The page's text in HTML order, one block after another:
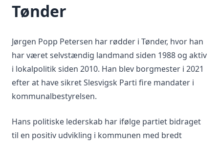
Tønder
Jørgen Popp Petersen har rødder i Tønder, hvor han
har været selvstændig landmand siden 1988 og aktiv
i lokalpolitik siden 2010. Han blev borgmester i 2021
efter at have sikret Slesvigsk Parti fire mandater i
kommunalbestyrelsen.
Hans politiske lederskab har ifølge partiet bidraget
til en positiv udvikling i kommunen med bredt